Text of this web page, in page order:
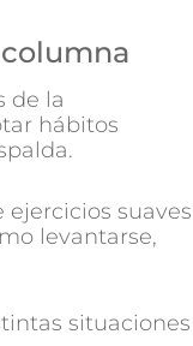
de la
hábitos
suaves
levantarse,
situaciones